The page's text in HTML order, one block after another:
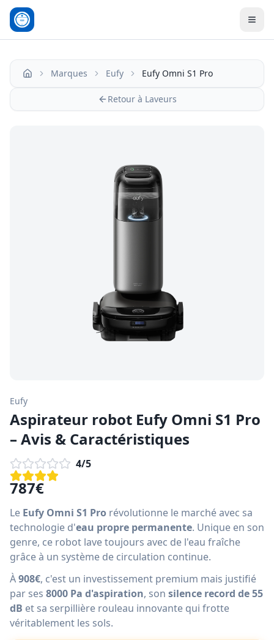
Accueil Marques Eufy Eufy Omni S1 Pro
Retour à Laveurs
Eufy
Aspirateur robot Eufy Omni S1 Pro
– Avis & Caractéristiques
4/5
787€
Le Eufy Omni S1 Pro révolutionne le marché avec sa
technologie d'eau propre permanente. Unique en son
genre, ce robot lave toujours avec de l'eau fraîche
grâce à un système de circulation continue.
À908€, c'est un investissement premium mais justifié
par ses 8000 Pa d'aspiration, son silence record de 55
dB et sa serpillière rouleau innovante qui frotte
véritablement les sols.